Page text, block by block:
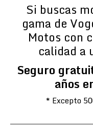
Si buscas
gama de
Motos con
calidad a
Seguro
años
* Excepto